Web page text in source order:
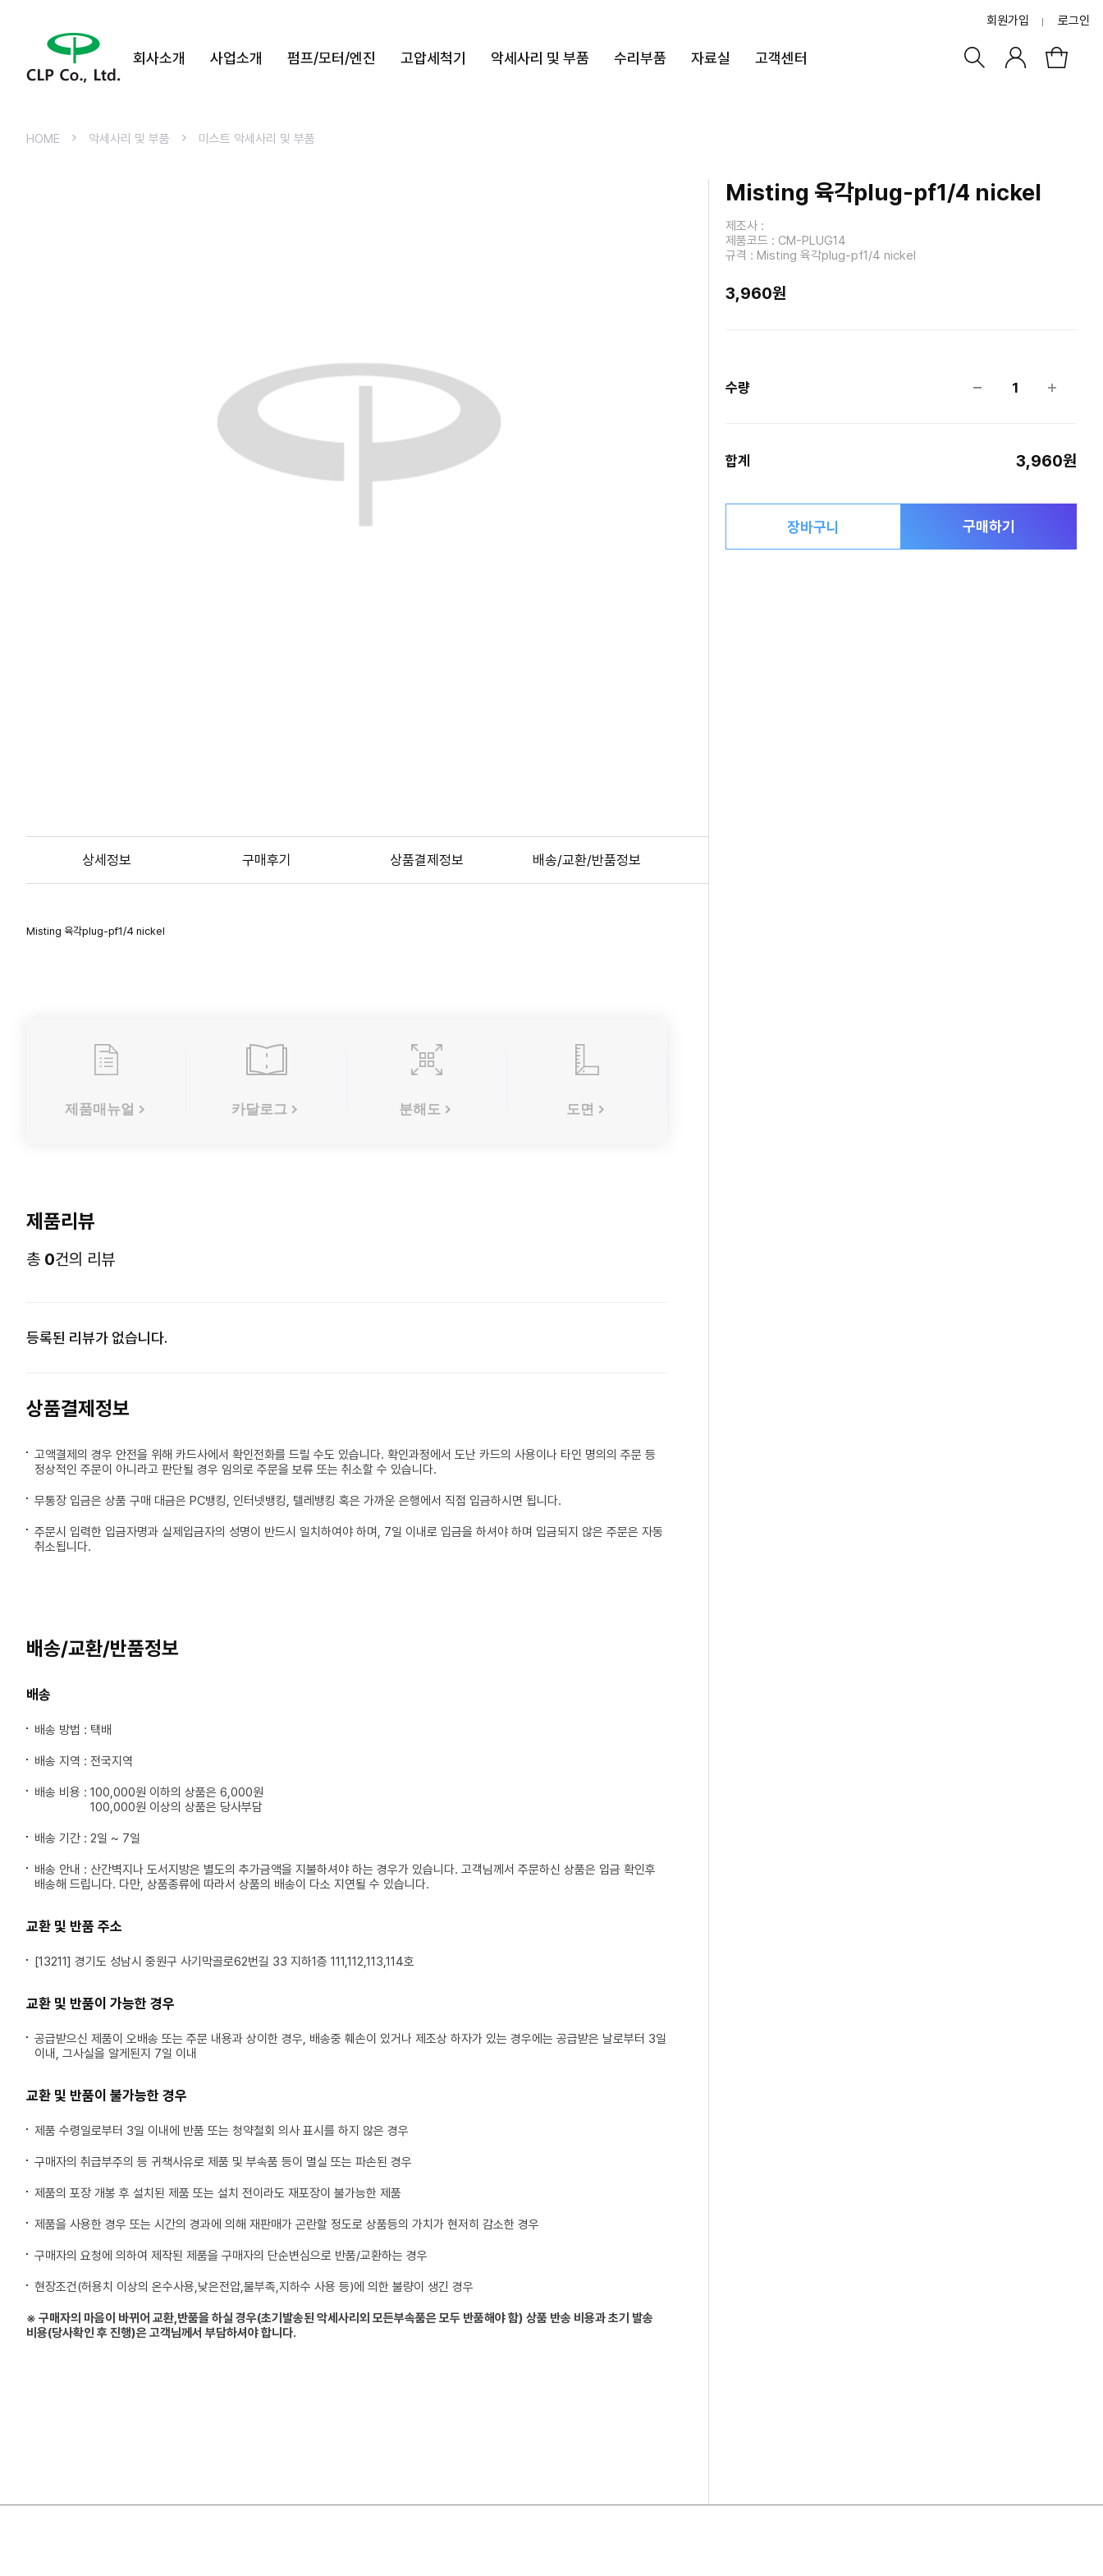
회원가입 로그인
회사소개 사업소개 펌프/모터/엔진 고압세척기 악세사리 및 부품 수리부품 자료실 고객센터
HOME 악세사리 및 부품 미스트 악세사리 및 부품
상세정보 구매후기 상품결제정보 배송/교환/반품정보
Misting 육각plug-pf1/4 nickel
제품매뉴얼 카달로그 분해도 도면
제품리뷰
총 0건의 리뷰
등록된 리뷰가 없습니다.
상품결제정보
고액결제의 경우 안전을 위해 카드사에서 확인전화를 드릴 수도 있습니다. 확인과정에서 도난 카드의 사용이나 타인 명의의 주문 등
정상적인 주문이 아니라고 판단될 경우 임의로 주문을 보류 또는 취소할 수 있습니다.
무통장 입금은 상품 구매 대금은 PC뱅킹, 인터넷뱅킹, 텔레뱅킹 혹은 가까운 은행에서 직접 입금하시면 됩니다.
주문시 입력한 입금자명과 실제입금자의 성명이 반드시 일치하여야 하며, 7일 이내로 입금을 하셔야 하며 입금되지 않은 주문은 자동
취소됩니다.
배송/교환/반품정보
배송
배송 방법 : 택배
배송 지역 : 전국지역
배송 비용 : 100,000원 이하의 상품은 6,000원
100,000원 이상의 상품은 당사부담
배송 기간 : 2일 ~ 7일
배송 안내 : 산간벽지나 도서지방은 별도의 추가금액을 지불하셔야 하는 경우가 있습니다. 고객님께서 주문하신 상품은 입금 확인후
배송해 드립니다. 다만, 상품종류에 따라서 상품의 배송이 다소 지연될 수 있습니다.
교환 및 반품 주소
[13211] 경기도 성남시 중원구 사기막골로62번길 33 지하1층 111,112,113,114호
교환 및 반품이 가능한 경우
공급받으신 제품이 오배송 또는 주문 내용과 상이한 경우, 배송중 훼손이 있거나 제조상 하자가 있는 경우에는 공급받은 날로부터 3일
이내, 그사실을 알게된지 7일 이내
교환 및 반품이 불가능한 경우
제품 수령일로부터 3일 이내에 반품 또는 청약철회 의사 표시를 하지 않은 경우
구매자의 취급부주의 등 귀책사유로 제품 및 부속품 등이 멸실 또는 파손된 경우
제품의 포장 개봉 후 설치된 제품 또는 설치 전이라도 재포장이 불가능한 제품
제품을 사용한 경우 또는 시간의 경과에 의해 재판매가 곤란할 정도로 상품등의 가치가 현저히 감소한 경우
구매자의 요청에 의하여 제작된 제품을 구매자의 단순변심으로 반품/교환하는 경우
현장조건(허용치 이상의 온수사용,낮은전압,물부족,지하수 사용 등)에 의한 불량이 생긴 경우
※ 구매자의 마음이 바뀌어 교환,반품을 하실 경우(초기발송된 악세사리외 모든부속품은 모두 반품해야 함) 상품 반송 비용과 초기 발송
비용(당사확인 후 진행)은 고객님께서 부담하셔야 합니다.
Misting 육각plug-pf1/4 nickel
제조사 :
제품코드 : CM-PLUG14
규격 : Misting 육각plug-pf1/4 nickel
3,960원
수량 1
합계 3,960원
장바구니 구매하기